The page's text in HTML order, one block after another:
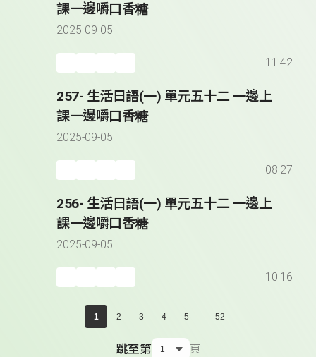
課一邊嚼口香糖
2025-09-05
11:42
257- 生活日語(一) 單元五十二 一邊上
課一邊嚼口香糖
2025-09-05
08:27
256- 生活日語(一) 單元五十二 一邊上
課一邊嚼口香糖
2025-09-05
10:16
1 2 3 4 5 ... 52
跳至第 頁